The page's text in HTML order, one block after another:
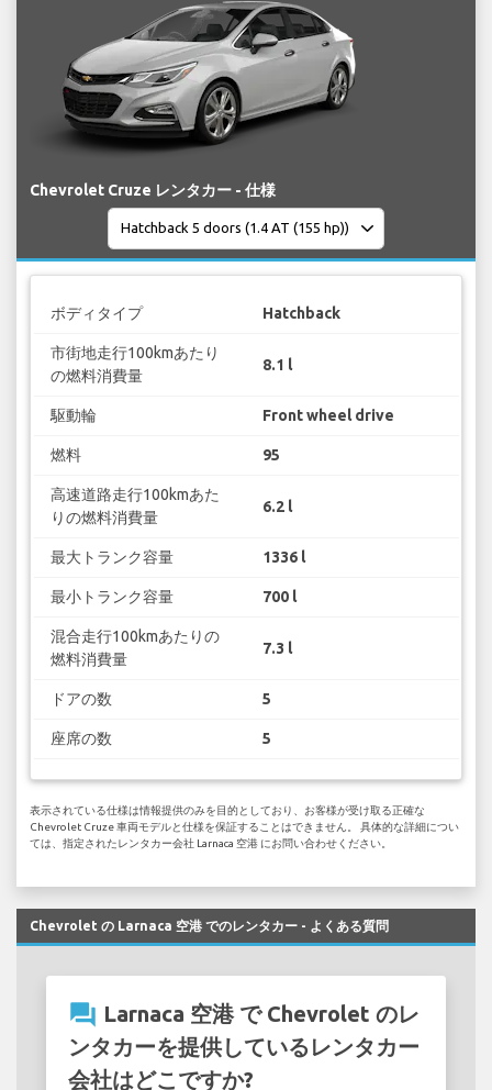
Chevrolet Cruze レンタカー - 仕様
ボディタイプ Hatchback
市街地走行100kmあたり
の燃料消費量
8.1 l
駆動輪 Front wheel drive
燃料 95
高速道路走行100kmあた
りの燃料消費量
6.2 l
最大トランク容量 1336 l
最小トランク容量 700 l
混合走行100kmあたりの
燃料消費量
7.3 l
ドアの数 5
座席の数 5
表示されている仕様は情報提供のみを目的としており、お客様が受け取る正確な
Chevrolet Cruze 車両モデルと仕様を保証することはできません。 具体的な詳細につい
ては、指定されたレンタカー会社 Larnaca 空港 にお問い合わせください。
Chevrolet の Larnaca 空港 でのレンタカー - よくある質問
question_answer Larnaca 空港 で Chevrolet のレ
ンタカーを提供しているレンタカー
会社はどこですか?